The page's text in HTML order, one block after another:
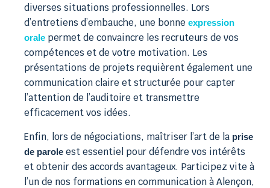
diverses situations professionnelles. Lors
d’entretiens d’embauche, une bonneexpression
orale permet de convaincre les recruteurs de vos
compétences et de votre motivation. Les
présentations de projets requièrent également une
communication claire et structurée pour capter
l’attention de l’auditoire et transmettre
efficacement vos idées.
Enfin, lors de négociations, maîtriser l’art de la prise
de parole est essentiel pour défendre vos intérêts
et obtenir des accords avantageux. Participez vite à
l’un de nos formations en communication à Alençon,